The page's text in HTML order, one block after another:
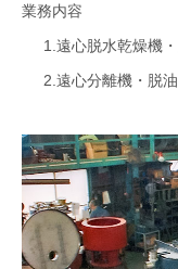
大型
業務内容
1.遠心脱水乾燥機
2.遠心分離機・脱